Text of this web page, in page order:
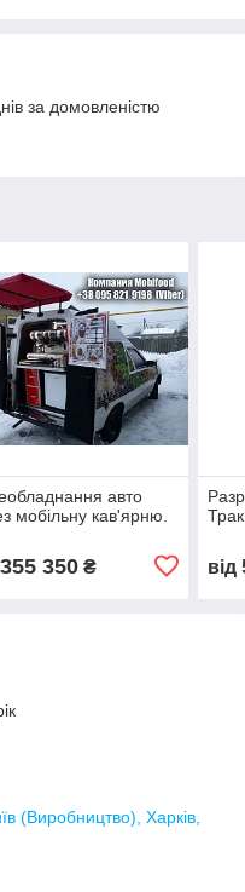
за домовленістю
авто
мобільну кав'ярню.
355 350₴ від
(Виробництво), Харків,